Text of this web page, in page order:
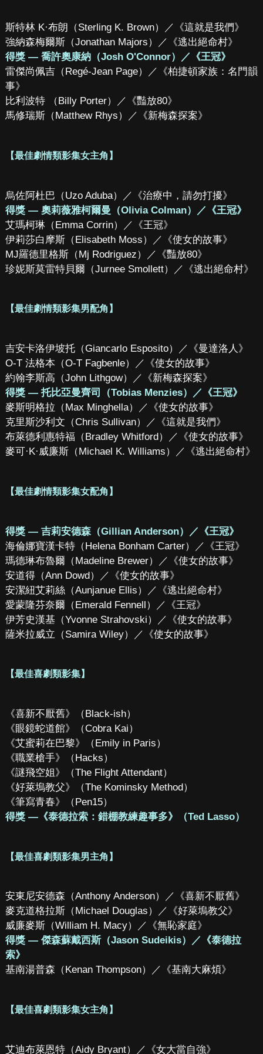
斯特林 K·布朗（Sterling K. Brown）／《這就是我們》
強納森梅爾斯（Jonathan Majors）／《逃出絕命村》
得獎 — 喬許奧康納（Josh O'Connor）／《王冠》
雷傑尚佩吉（Regé-Jean Page）／《柏捷頓家族：名門韻
事》
比利波特 （Billy Porter）／《豔放80》
馬修瑞斯（Matthew Rhys）／《新梅森探案》
【最佳劇情類影集女主角】
烏佐阿杜巴（Uzo Aduba）／《治療中，請勿打擾》
得獎 — 奧莉薇雅柯爾曼（Olivia Colman）／《王冠》
艾瑪柯琳（Emma Corrin）／《王冠》
伊莉莎白摩斯（Elisabeth Moss）／《使女的故事》
MJ羅德里格斯（Mj Rodriguez）／《豔放80》
珍妮斯莫雷特貝爾（Jurnee Smollett）／《逃出絕命村》
【最佳劇情類影集男配角】
吉安卡洛伊坡托（Giancarlo Esposito）／《曼達洛人》
O-T 法格本（O-T Fagbenle）／《使女的故事》
約翰李斯高（John Lithgow）／《新梅森探案》
得獎 — 托比亞曼齊司（Tobias Menzies）／《王冠》
麥斯明格拉（Max Minghella）／《使女的故事》
克里斯沙利文（Chris Sullivan）／《這就是我們》
布萊德利惠特福（Bradley Whitford）／《使女的故事》
麥可·K·威廉斯（Michael K. Williams）／《逃出絕命村》
【最佳劇情類影集女配角】
得獎 — 吉莉安德森（Gillian Anderson）／《王冠》
海倫娜寶漢卡特（Helena Bonham Carter）／《王冠》
瑪德琳布魯爾（Madeline Brewer）／《使女的故事》
安道得（Ann Dowd）／《使女的故事》
安潔紐艾莉絲（Aunjanue Ellis）／《逃出絕命村》
愛蒙隆芬奈爾（Emerald Fennell）／《王冠》
伊芳史漢基（Yvonne Strahovski）／《使女的故事》
薩米拉威立（Samira Wiley）／《使女的故事》
【最佳喜劇類影集】
《喜新不厭舊》（Black-ish）
《眼鏡蛇道館》（Cobra Kai）
《艾蜜莉在巴黎》（Emily in Paris）
《職業槍手》（Hacks）
《謎飛空姐》（The Flight Attendant）
《好萊塢教父》（The Kominsky Method）
《筆寫青春》（Pen15）
得獎 —《泰德拉索：錯棚教練趣事多》（Ted Lasso）
【最佳喜劇類影集男主角】
安東尼安德森（Anthony Anderson）／《喜新不厭舊》
麥克道格拉斯（Michael Douglas）／《好萊塢教父》
威廉麥斯（William H. Macy）／《無恥家庭》
得獎 — 傑森蘇戴西斯（Jason Sudeikis）／《泰德拉
索》
基南湯普森（Kenan Thompson）／《基南大麻煩》
【最佳喜劇類影集女主角】
艾迪布萊恩特（Aidy Bryant）／《女大當自強》